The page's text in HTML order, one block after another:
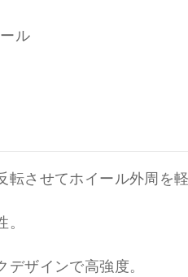
ル
転させてホイール外周を
ザインで高強度。